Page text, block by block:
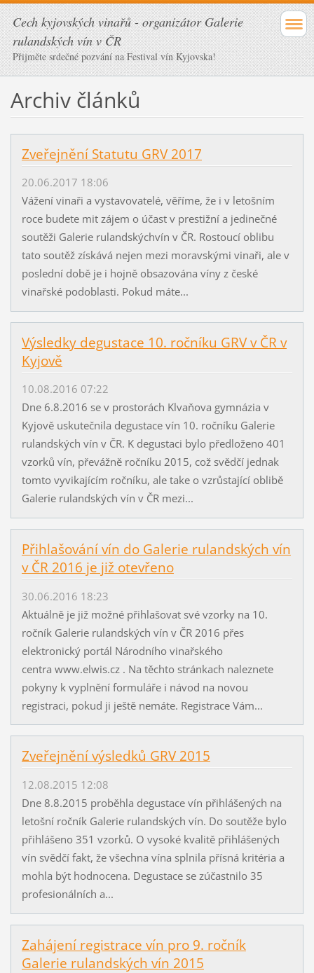
Cech kyjovských vinařů - organizátor Galerie
rulandských vín v ČR
Přijměte srdečné pozvání na Festival vín Kyjovska!
Archiv článků
Zveřejnění Statutu GRV 2017
20.06.2017 18:06
Vážení vinaři a vystavovatelé, věříme, že i v letošním
roce budete mit zájem o účast v prestižní a jedinečné
soutěži Galerie rulandskýchvín v ČR. Rostoucí oblibu
tato soutěž získává nejen mezi moravskými vinaři, ale v
poslední době je i hojně obsazována víny z české
vinařské podoblasti. Pokud máte...
Výsledky degustace 10. ročníku GRV v ČR v
Kyjově
10.08.2016 07:22
Dne 6.8.2016 se v prostorách Klvaňova gymnázia v
Kyjově uskutečnila degustace vín 10. ročníku Galerie
rulandských vín v ČR. K degustaci bylo předloženo 401
vzorků vín, převážně ročníku 2015, což svědčí jednak
tomto vyvikajícím ročníku, ale take o vzrůstající oblibě
Galerie rulandských vín v ČR mezi...
Přihlašování vín do Galerie rulandských vín
v ČR 2016 je již otevřeno
30.06.2016 18:23
Aktuálně je již možné přihlašovat své vzorky na 10.
ročník Galerie rulandských vín v ČR 2016 přes
elektronický portál Národního vinařského
centra www.elwis.cz . Na těchto stránkach naleznete
pokyny k vyplnění formuláře i návod na novou
registraci, pokud ji ještě nemáte. Registrace Vám...
Zveřejnění výsledků GRV 2015
12.08.2015 12:08
Dne 8.8.2015 proběhla degustace vín přihlášených na
letošní ročník Galerie rulandských vín. Do soutěže bylo
přihlášeno 351 vzorků. O vysoké kvalitě přihlášených
vín svědčí fakt, že všechna vína splnila přísná kritéria a
mohla být hodnocena. Degustace se zúčastnilo 35
profesionálních a...
Zahájení registrace vín pro 9. ročník
Galerie rulandských vín 2015